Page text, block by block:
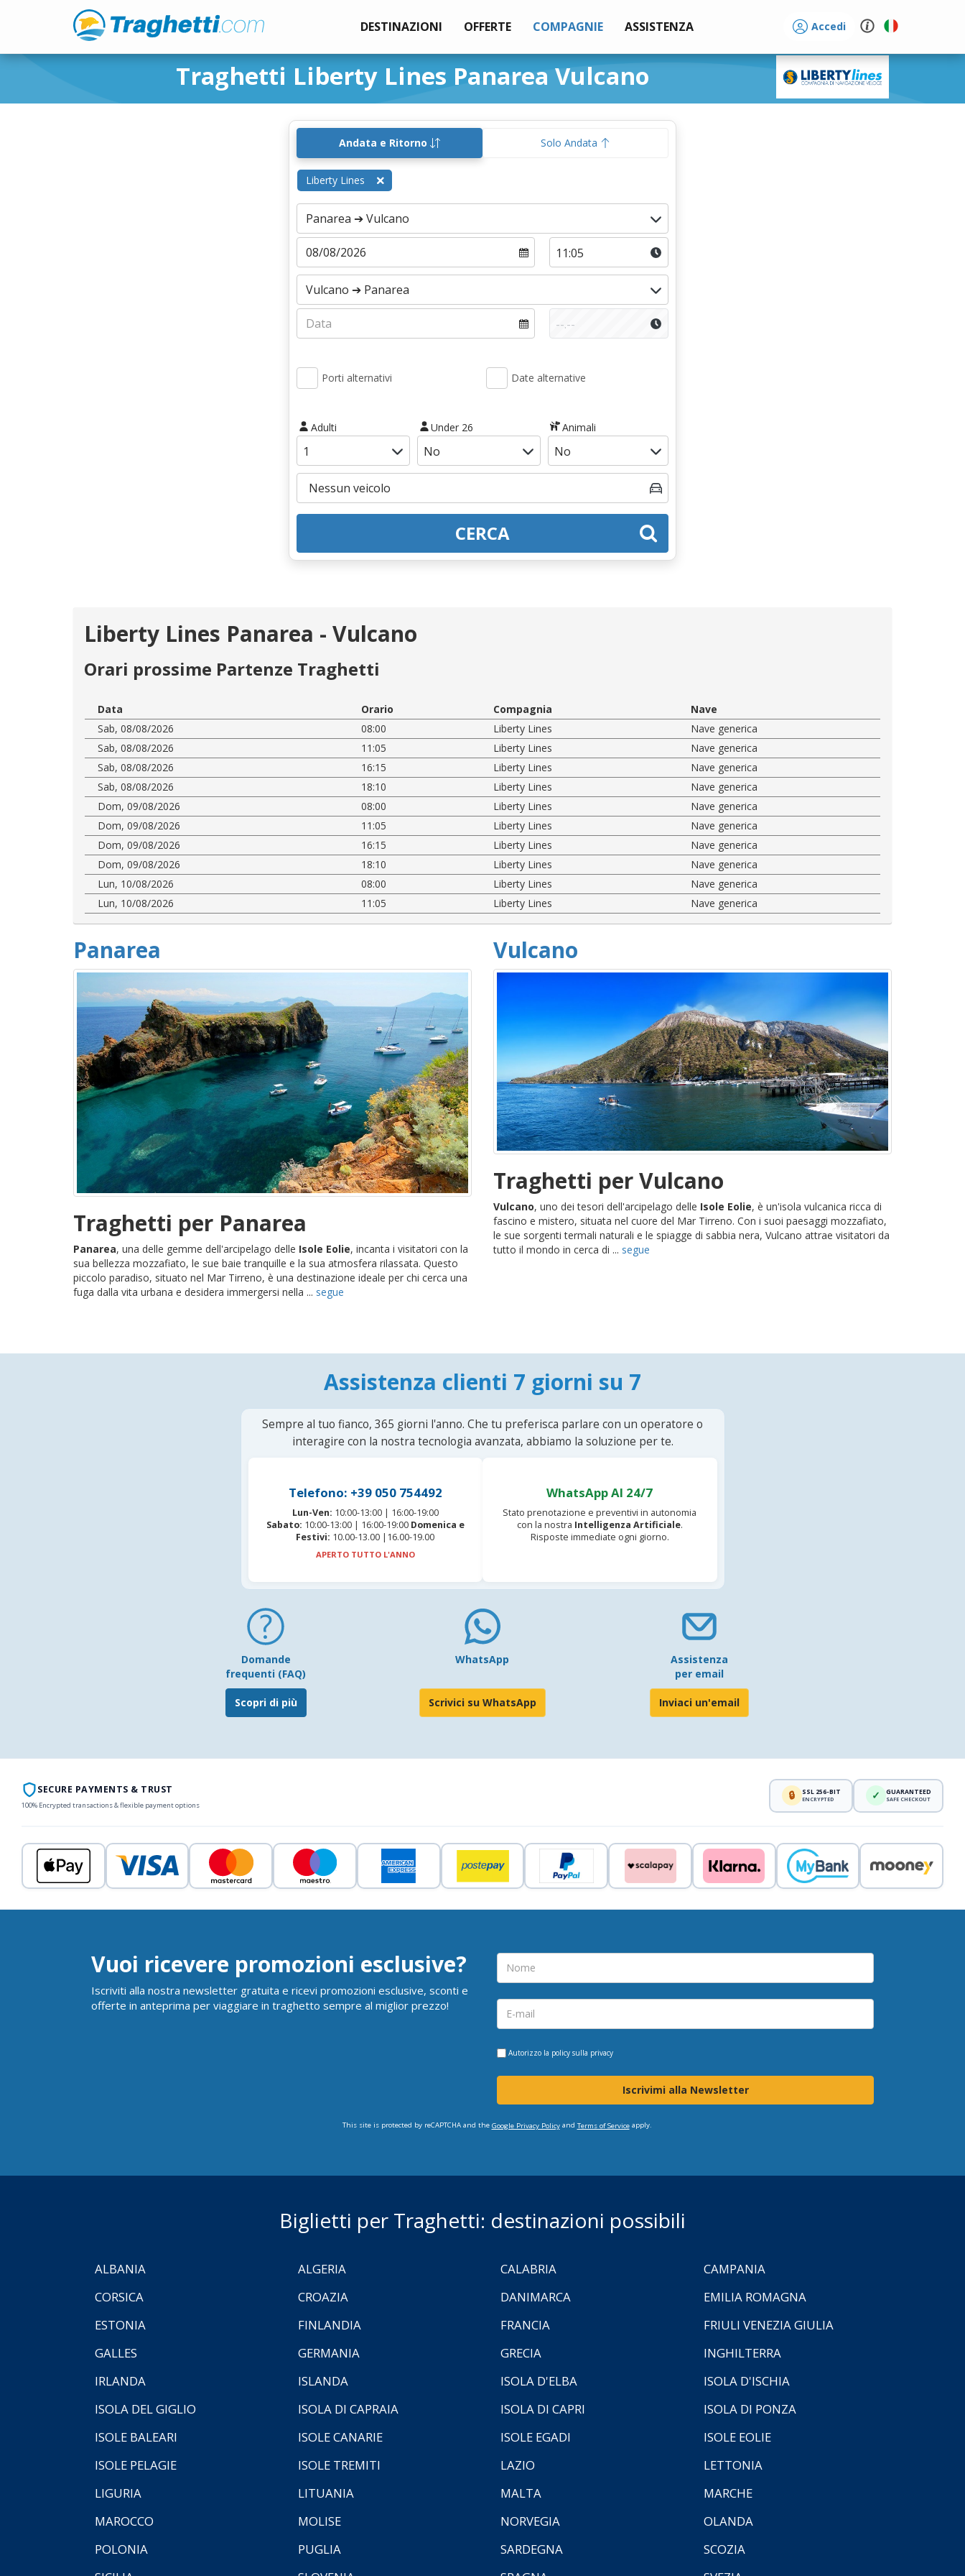
DESTINAZIONI OFFERTE COMPAGNIE ASSISTENZA Accedi
Traghetti Liberty Lines Panarea Vulcano
Andata e Ritorno Solo Andata
Liberty Lines
Porti alternativi Date alternative
Adulti Under 26 Animali
CERCA
Liberty Lines Panarea - Vulcano
Orari prossime Partenze Traghetti
Data Orario Compagnia
Nave
Sab, 08/08/2026
08:00 Liberty Lines
Nave generica
Sab, 08/08/2026
11:05 Liberty Lines
Nave generica
Sab, 08/08/2026
16:15 Liberty Lines
Nave generica
Sab, 08/08/2026
18:10 Liberty Lines
Nave generica
Dom, 09/08/2026
08:00 Liberty Lines
Nave generica
Dom, 09/08/2026
11:05 Liberty Lines
Nave generica
Dom, 09/08/2026
16:15 Liberty Lines
Nave generica
Dom, 09/08/2026
18:10 Liberty Lines
Nave generica
Lun, 10/08/2026
08:00 Liberty Lines
Nave generica
Lun, 10/08/2026
11:05 Liberty Lines Nave generica
Panarea
Traghetti per Panarea
Panarea, una delle gemme dell'arcipelago delle Isole Eolie, incanta i visitatori con la
sua bellezza mozzafiato, le sue baie tranquille e la sua atmosfera rilassata. Questo
piccolo paradiso, situato nel Mar Tirreno, è una destinazione ideale per chi cerca una
fuga dalla vita urbana e desidera immergersi nella ... segue
Vulcano
Traghetti per Vulcano
Vulcano, uno dei tesori dell'arcipelago delle Isole Eolie, è un'isola vulcanica ricca di
fascino e mistero, situata nel cuore del Mar Tirreno. Con i suoi paesaggi mozzafiato,
le sue sorgenti termali naturali e le spiagge di sabbia nera, Vulcano attrae visitatori da
tutto il mondo in cerca di ... segue
Assistenza clienti 7 giorni su 7
Sempre al tuo fianco, 365 giorni l'anno. Che tu preferisca parlare con un operatore o
interagire con la nostra tecnologia avanzata, abbiamo la soluzione per te.
Telefono: +39 050 754492
Lun-Ven: 10:00-13:00 | 16:00-19:00
Sabato: 10:00-13:00 | 16:00-19:00 Domenica e
Festivi: 10.00-13.00 |16.00-19.00
APERTO TUTTO L'ANNO
WhatsApp AI 24/7
Stato prenotazione e preventivi in autonomia
con la nostra Intelligenza Artificiale.
Risposte immediate ogni giorno.
Domande
frequenti (FAQ)
Scopri di più
WhatsApp
Scrivici su WhatsApp
Assistenza
per email
Inviaci un'email
SECURE PAYMENTS & TRUST
100% Encrypted transactions & flexible payment options
🔒 SSL 256-BIT
ENCRYPTED ✓ GUARANTEED
SAFE CHECKOUT
Vuoi ricevere promozioni esclusive?
Iscriviti alla nostra newsletter gratuita e ricevi promozioni esclusive, sconti e
offerte in anteprima per viaggiare in traghetto sempre al miglior prezzo!
Autorizzo la policy sulla privacy
Iscrivimi alla Newsletter
This site is protected by reCAPTCHA and the Google Privacy Policyand Terms of Serviceapply.
Biglietti per Traghetti: destinazioni possibili
ALBANIA ALGERIA CALABRIA
CAMPANIA
CORSICA
CROAZIA DANIMARCA
EMILIA ROMAGNA
ESTONIA
FINLANDIA FRANCIA
FRIULI VENEZIA GIULIA
GALLES
GERMANIA GRECIA
INGHILTERRA
IRLANDA
ISLANDA ISOLA D'ELBA
ISOLA D'ISCHIA
ISOLA DEL GIGLIO
ISOLA DI CAPRAIA ISOLA DI CAPRI
ISOLA DI PONZA
ISOLE BALEARI
ISOLE CANARIE ISOLE EGADI
ISOLE EOLIE
ISOLE PELAGIE
ISOLE TREMITI LAZIO
LETTONIA
LIGURIA
LITUANIA MALTA
MARCHE
MAROCCO
MOLISE NORVEGIA
OLANDA
POLONIA
PUGLIA SARDEGNA
SCOZIA